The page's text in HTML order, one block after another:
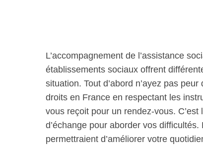
L’accompagnement de l’assistance
établissements sociaux offrent
situation. Tout d’abord n’ayez pas
droits en France en respectant les
vous reçoit pour un rendez-vous.
d’échange pour aborder vos
permettraient d’améliorer votre